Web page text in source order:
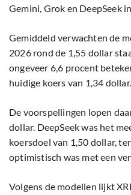
Gemini, Grok en DeepSeek
Gemiddeld verwachten de
2026 rond de 1,55 dollar
ongeveer 6,6 procent
huidige koers van 1,34 dollar.
De voorspellingen lopen
dollar. DeepSeek was het
koersdoel van 1,50 dollar,
optimistisch was met een
Volgens de modellen lijkt